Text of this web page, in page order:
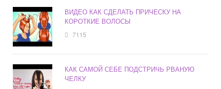
ВИДЕО КАК СДЕЛАТЬ ПРИЧЕСКУ НА
КОРОТКИЕ ВОЛОСЫ
7115
КАК САМОЙ СЕБЕ ПОДСТРИЧЬ РВАНУЮ
ЧЕЛКУ